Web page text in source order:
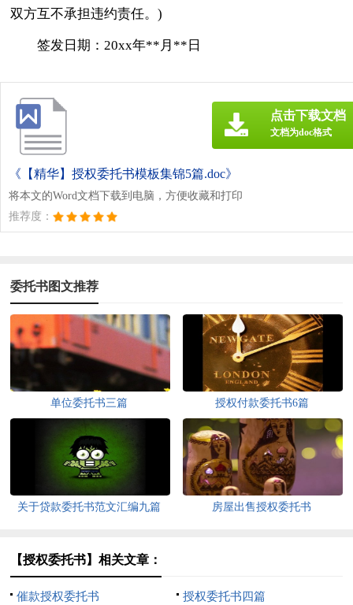
双方互不承担违约责任。)
签发日期：20xx年**月**日
《【精华】授权委托书模板集锦5篇.doc》
将本文的Word文档下载到电脑，方便收藏和打印
推荐度：
点击下载文档
文档为doc格式
委托书图文推荐
单位委托书三篇 授权付款委托书6篇
关于贷款委托书范文汇编九篇 房屋出售授权委托书
【授权委托书】相关文章：
催款授权委托书 授权委托书四篇